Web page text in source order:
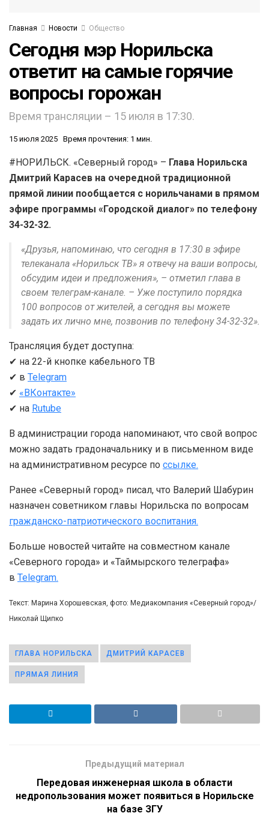
Главная Новости Общество
Сегодня мэр Норильска
ответит на самые горячие
вопросы горожан
Время трансляции – 15 июля в 17:30.
15 июля 2025 Время прочтения: 1 мин.
#НОРИЛЬСК. «Северный город» – Глава Норильска
Дмитрий Карасев на очередной традиционной
прямой линии пообщается с норильчанами в прямом
эфире программы «Городской диалог» по телефону
34-32-32.
«Друзья, напоминаю, что сегодня в 17:30 в эфире
телеканала «Норильск ТВ» я отвечу на ваши вопросы,
обсудим идеи и предложения», – отметил глава в
своем телеграм-канале. – Уже поступило порядка
100 вопросов от жителей, а сегодня вы можете
задать их лично мне, позвонив по телефону 34-32-32».
Трансляция будет доступна:
✔ на 22-й кнопке кабельного ТВ
✔ в Telegram
✔ «ВКонтакте»
✔ на Rutube
В администрации города напоминают, что свой вопрос
можно задать градоначальнику и в письменном виде
на административном ресурсе по ссылке.
Ранее «Северный город» писал, что Валерий Шабурин
назначен советником главы Норильска по вопросам
гражданско-патриотического воспитания.
Больше новостей читайте на совместном канале
«Северного города» и «Таймырского телеграфа»
в Telegram.
Текст: Марина Хорошевская, фото: Медиакомпания «Северный город»/
Николай Щипко
ГЛАВА НОРИЛЬСКА ДМИТРИЙ КАРАСЕВ
ПРЯМАЯ ЛИНИЯ
Предыдущий материал
Передовая инженерная школа в области
недропользования может появиться в Норильске
на базе ЗГУ